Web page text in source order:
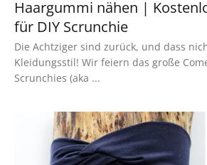
Haargummi nähen |
für DIY Scrunchie
Die Achtziger sind zurück, und dass
Kleidungsstil! Wir feiern das große
Scrunchies (aka ...